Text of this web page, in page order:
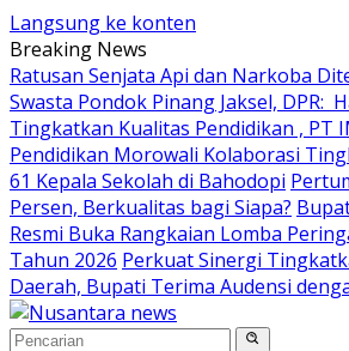
Langsung ke konten
Breaking News
Ratusan Senjata Api dan Narkoba
Swasta Pondok Pinang Jaksel, DPR:
Tingkatkan Kualitas Pendidikan , PT
Pendidikan Morowali Kolaborasi
61 Kepala Sekolah di Bahodopi
Persen, Berkualitas bagi Siapa?
Resmi Buka Rangkaian Lomba
Tahun 2026 Perkuat Sinergi
Daerah, Bupati Terima Audensi